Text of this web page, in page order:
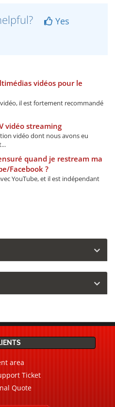
Yes
vidéos pour le
il est fortement recommandé
vidéo streaming
vidéo dont nous avons eu
quand je restream ma
Facebook ?
YouTube, et il est indépendant
area
Ticket
Quote